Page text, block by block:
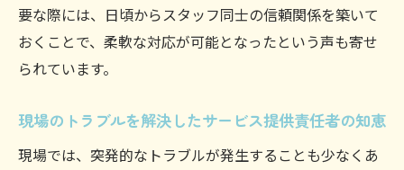
実例から分かるサービス提供責任者の情報共有
術
サービス提供責任者の情報共有が現場に与
実践事例に学ぶサービス提供責任者の共有
ノウハウ
要な際には、日頃からスタッフ同士の信頼関係を築いて
おくことで、柔軟な対応が可能となったという声も寄せ
られています。
現場のトラブルを解決したサービス提供責任者の知恵
現場では、突発的なトラブルが発生することも少なくあ